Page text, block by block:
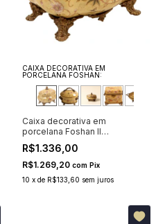
CAIXA DECORATIVA EM
PORCELANA FOSHAN:
Caixa decorativa em
porcelana Foshan II
19x16x20cm
R$1.336,00
R$1.269,20 com Pix
10 x de R$133,60 sem juros